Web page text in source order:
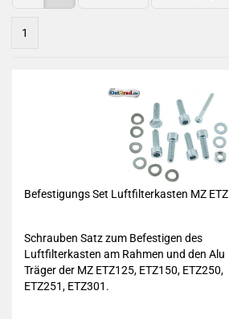
1
Befestigungs Set Luftfilterkasten MZ ETZ
Schrauben Satz zum Befestigen des
Luftfilterkasten am Rahmen und den Alu
Träger der MZ ETZ125, ETZ150, ETZ250,
ETZ251, ETZ301.